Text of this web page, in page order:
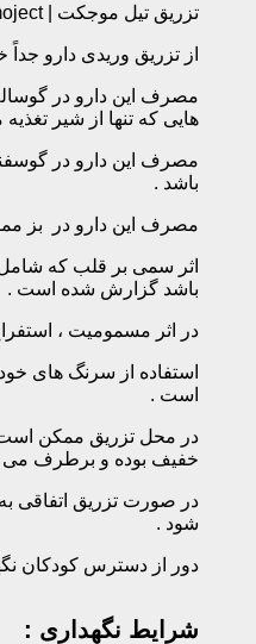
تزریق تیل موجکت | Tilmoject در تک سمی ها کشنده است .‌
از تزریق وریدی دارو
مصرف این دارو در
هایی که تنها از شیر
باشد .‌
مصرف این دارو در بز
اثر سمی بر قلب که
باشد گزارش شده است .
در اثر مسمومیت ،
استفاده از سرنگ های
است .‌
در محل تزریق ممکن است
خفیف بوده و برطرف می
در صورت تزریق اتفاقی
شود .‌
دور از دسترس کودکان
شرایط نگهداری :